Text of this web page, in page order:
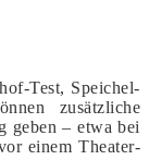
Test, Speichel-
zusätzliche
geben – etwa bei
einem Theater-